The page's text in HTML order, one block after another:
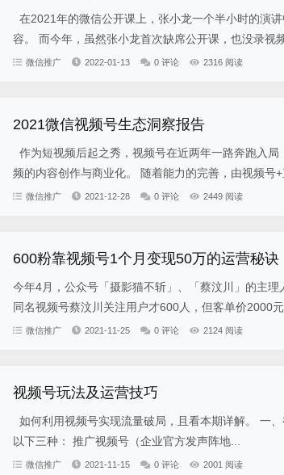
在2021年的微信公开课上，张小龙一个半小时的演
容。 而今年，虽然张小龙首次缺席公开课，也没录视
微信推广 2022-01-13 0 评论 2316 阅读
2021微信视频号生态洞察报告
作为短视频后起之秀，视频号在近两年一路奔跑入
频的内容创作与商业化。 随着能力的完善，由视频号+
微信推广 2021-12-28 0 评论 2449 阅读
600粉靠视频号1个月变现50万的运营秘诀
今年4月，公众号「摄影猫不斩」、「蔡汶川」的主
同名视频号蔡汶川关注用户才600人，但客单价2000
微信推广 2021-11-25 0 评论 2124 阅读
视频号玩法及运营技巧
以下三种： 推广视频号（企业官方发声阵地...
微信推广 2021-11-15 0 评论 2001 阅读